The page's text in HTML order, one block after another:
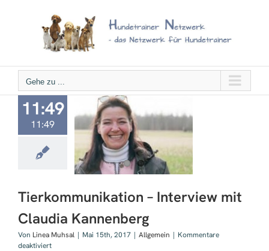
Gehe zu ...
11:49
11:49
–
mit Claudia
Tierkommunikation – Interview mit
Claudia Kannenberg
Von Linea Muhsal | Mai 15th, 2017 | Allgemein | Kommentare
deaktiviertfür